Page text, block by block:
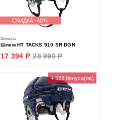
СКИДКА -40%
Шлемы
Шлем HT TACKS 910 SR DGN
17 394 Р 28 990 Р
+ 522 бонуса(ов)